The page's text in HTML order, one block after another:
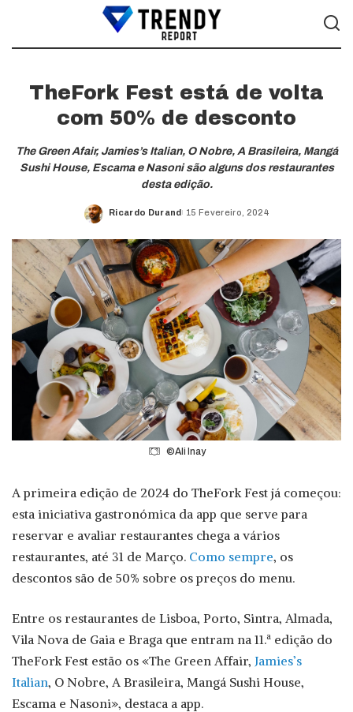
TheFork Fest está de volta
com 50% de desconto
The Green Afair, Jamies’s Italian, O Nobre, A Brasileira, Mangá
Sushi House, Escama e Nasoni são alguns dos restaurantes
desta edição.
Posted
Ricardo Durand 15 Fevereiro, 2024
©Ali Inay
A primeira edição de 2024 do TheFork Fest já começou:
esta iniciativa gastronómica da app que serve para
reservar e avaliar restaurantes chega a vários
restaurantes, até 31 de Março. Como sempre, os
descontos são de 50% sobre os preços do menu.
Entre os restaurantes de Lisboa, Porto, Sintra, Almada,
Vila Nova de Gaia e Braga que entram na 11.ª edição do
TheFork Fest estão os «The Green Affair, Jamies’s
Italian, O Nobre, A Brasileira, Mangá Sushi House,
Escama e Nasoni», destaca a app.